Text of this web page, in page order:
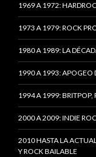
1969 A 1972:
1973 A 1979: ROCK
1980 A 1989: LA
1990 A 1993: APOGEO
1994 A 1999: BRITPOP,
2000 A 2009: INDIE
2010 HASTA LA
Y ROCK BAILABLE